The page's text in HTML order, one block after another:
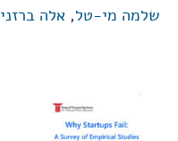
שלמה מי-טל, אלה ברזני